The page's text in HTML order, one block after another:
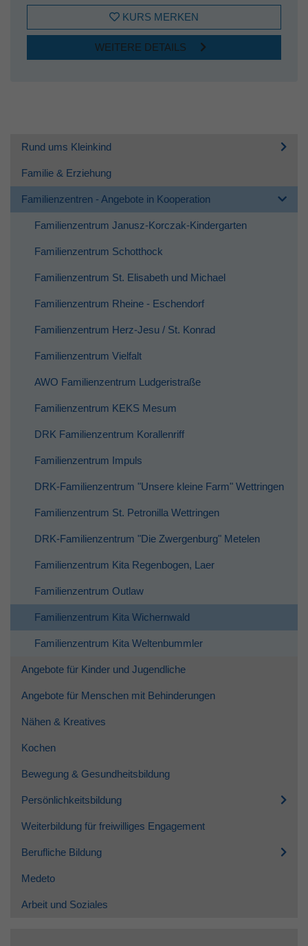
KURS MERKEN
WEITERE DETAILS
Rund ums Kleinkind
Familie & Erziehung
Familienzentren - Angebote in Kooperation
Familienzentrum Janusz-Korczak-Kindergarten
Familienzentrum Schotthock
Familienzentrum St. Elisabeth und Michael
Familienzentrum Rheine - Eschendorf
Familienzentrum Herz-Jesu / St. Konrad
Familienzentrum Vielfalt
AWO Familienzentrum Ludgeristraße
Familienzentrum KEKS Mesum
DRK Familienzentrum Korallenriff
Familienzentrum Impuls
DRK-Familienzentrum "Unsere kleine Farm" Wettringen
Familienzentrum St. Petronilla Wettringen
DRK-Familienzentrum "Die Zwergenburg" Metelen
Familienzentrum Kita Regenbogen, Laer
Familienzentrum Outlaw
Familienzentrum Kita Wichernwald
Familienzentrum Kita Weltenbummler
Angebote für Kinder und Jugendliche
Angebote für Menschen mit Behinderungen
Nähen & Kreatives
Kochen
Bewegung & Gesundheitsbildung
Persönlichkeitsbildung
Weiterbildung für freiwilliges Engagement
Berufliche Bildung
Medeto
Arbeit und Soziales